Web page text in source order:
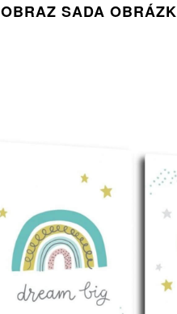
OBRAZ SADA